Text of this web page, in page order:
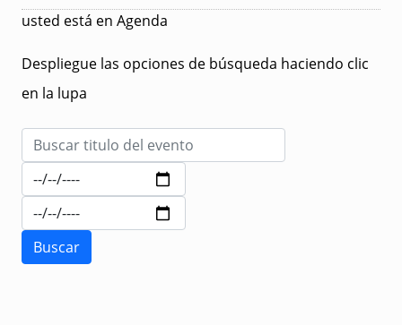
usted está en Agenda
Despliegue las opciones de búsqueda haciendo clic
en la lupa